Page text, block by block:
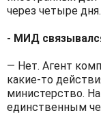
через четыре дня.
- МИД
— Нет. Агент
какие-то
министерство.
единственным